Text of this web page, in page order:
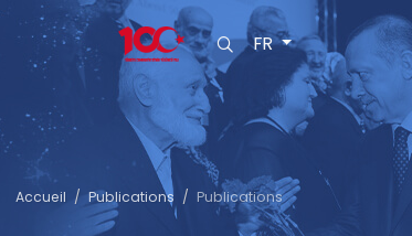
FR
Accueil Publications Publications